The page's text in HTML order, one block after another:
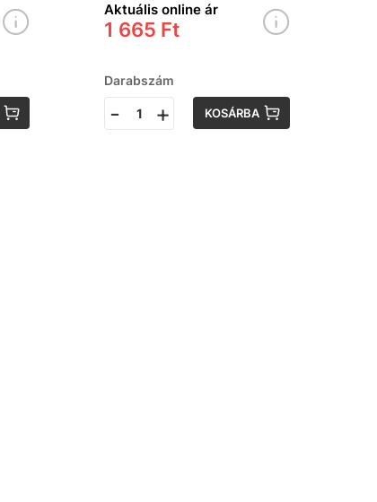
Aktuális online ár
1 665 Ft
Darabszám
- + KOSÁRBA